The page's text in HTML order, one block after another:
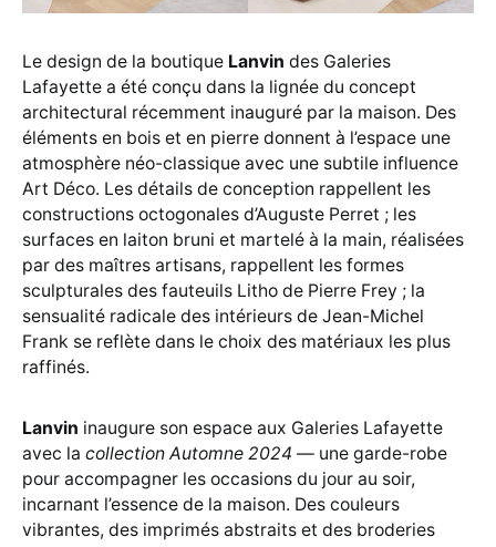
Le design de la boutique Lanvin des Galeries
Lafayette a été conçu dans la lignée du concept
architectural récemment inauguré par la maison. Des
éléments en bois et en pierre donnent à l’espace une
atmosphère néo-classique avec une subtile influence
Art Déco. Les détails de conception rappellent les
constructions octogonales d’Auguste Perret ; les
surfaces en laiton bruni et martelé à la main, réalisées
par des maîtres artisans, rappellent les formes
sculpturales des fauteuils Litho de Pierre Frey ; la
sensualité radicale des intérieurs de Jean-Michel
Frank se reflète dans le choix des matériaux les plus
raffinés.
Lanvin inaugure son espace aux Galeries Lafayette
avec la collection Automne 2024 — une garde-robe
pour accompagner les occasions du jour au soir,
incarnant l’essence de la maison. Des couleurs
vibrantes, des imprimés abstraits et des broderies